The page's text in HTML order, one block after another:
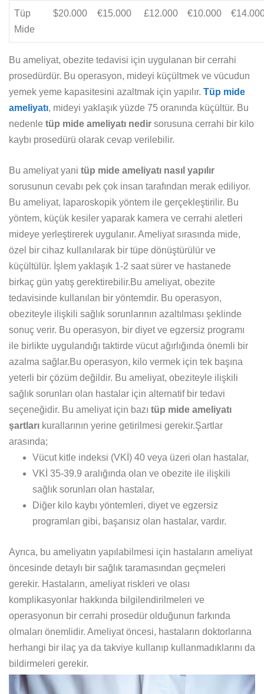
Tüp
Mide
$20.000 €15.000 £12.000 €10.000
Bu ameliyat, obezite tedavisi için uygulanan bir cerrahi
prosedürdür. Bu operasyon, mideyi küçültmek ve vücudun
yemek yeme kapasitesini azaltmak için yapılır. Tüp mide
ameliyatı, mideyi yaklaşık yüzde 75 oranında küçültür. Bu
nedenle tüp mide ameliyatı nedir sorusuna cerrahi bir kilo
kaybı prosedürü olarak cevap verilebilir.
Bu ameliyat yani tüp mide ameliyatı nasıl yapılır
sorusunun cevabı pek çok insan tarafından merak ediliyor.
Bu ameliyat, laparoskopik yöntem ile gerçekleştirilir. Bu
yöntem, küçük kesiler yaparak kamera ve cerrahi aletleri
mideye yerleştirerek uygulanır. Ameliyat sırasında mide,
özel bir cihaz kullanılarak bir tüpe dönüştürülür ve
küçültülür. İşlem yaklaşık 1-2 saat sürer ve hastanede
birkaç gün yatış gerektirebilir.Bu ameliyat, obezite
tedavisinde kullanılan bir yöntemdir. Bu operasyon,
obeziteyle ilişkili sağlık sorunlarının azaltılması şeklinde
sonuç verir. Bu operasyon, bir diyet ve egzersiz programı
ile birlikte uygulandığı taktirde vücut ağırlığında önemli bir
azalma sağlar.Bu operasyon, kilo vermek için tek başına
yeterli bir çözüm değildir. Bu ameliyat, obeziteyle ilişkili
sağlık sorunları olan hastalar için alternatif bir tedavi
seçeneğidir. Bu ameliyat için bazı tüp mide ameliyatı
şartları kurallarının yerine getirilmesi gerekir.Şartlar
arasında;
Vücut kitle indeksi (VKİ) 40 veya üzeri olan hastalar,
VKİ 35-39.9 aralığında olan ve obezite ile ilişkili
sağlık sorunları olan hastalar,
Diğer kilo kaybı yöntemleri, diyet ve egzersiz
programları gibi, başarısız olan hastalar, vardır.
Ayrıca, bu ameliyatın yapılabilmesi için hastaların ameliyat
öncesinde detaylı bir sağlık taramasından geçmeleri
gerekir. Hastaların, ameliyat riskleri ve olası
komplikasyonlar hakkında bilgilendirilmeleri ve
operasyonun bir cerrahi prosedür olduğunun farkında
olmaları önemlidir. Ameliyat öncesi, hastaların doktorlarına
herhangi bir ilaç ya da takviye kullanıp kullanmadıklarını da
bildirmeleri gerekir.